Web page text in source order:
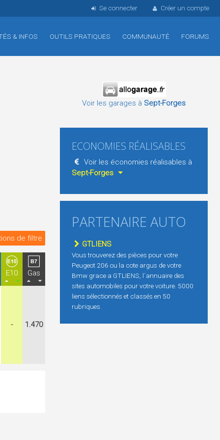
Se connecter Créer un compte
& INFOS OUTILS PRATIQUES COMMUNAUTÉ FORUMS
de filtre
E10
Gas
- 1.470
Voir les garages à Sept-Forges
ECONOMIES RÉALISABLES
Voir les économies réalisables à
Sept-Forges
PARTENAIRE AUTO
GTLIENS
Vous trouverez des pièces pour votre
Peugeot 206 ou la cote argus de votre
Bmw grace a GTLIENS, l´annuaire des
sites automobiles pour votre voiture. 5000
liens sélectionnés et classés en 50
rubriques.